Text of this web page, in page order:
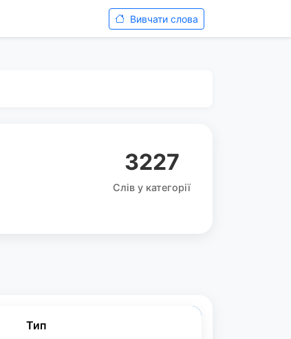
Вивчати слова
3227
Слів у категорії
Тип